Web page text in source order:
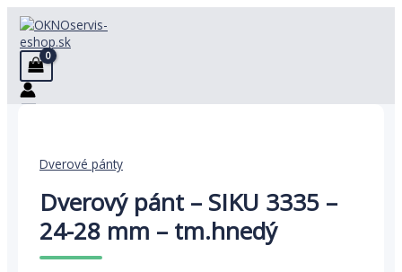
Preskočiť
na
obsah
Dverové pánty
Dverový pánt – SIKU 3335 –
24-28 mm – tm.hnedý